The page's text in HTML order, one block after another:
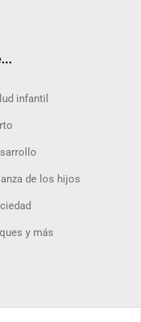
infantil
de los hijos
y más